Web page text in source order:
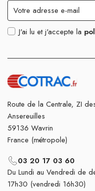
J'ai lu et j'accepte la
Route de la Centrale, ZI
Ansereuilles
59136 Wavrin
France (métropole)
03 20 17 03 60
Du Lundi au Vendredi de
17h30 (vendredi 16h30)